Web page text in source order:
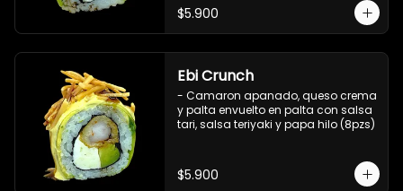
$5.900
Ebi Crunch
- Camaron apanado, queso crema
y palta envuelto en palta con salsa
tari, salsa teriyaki y papa hilo (8pzs)
$5.900